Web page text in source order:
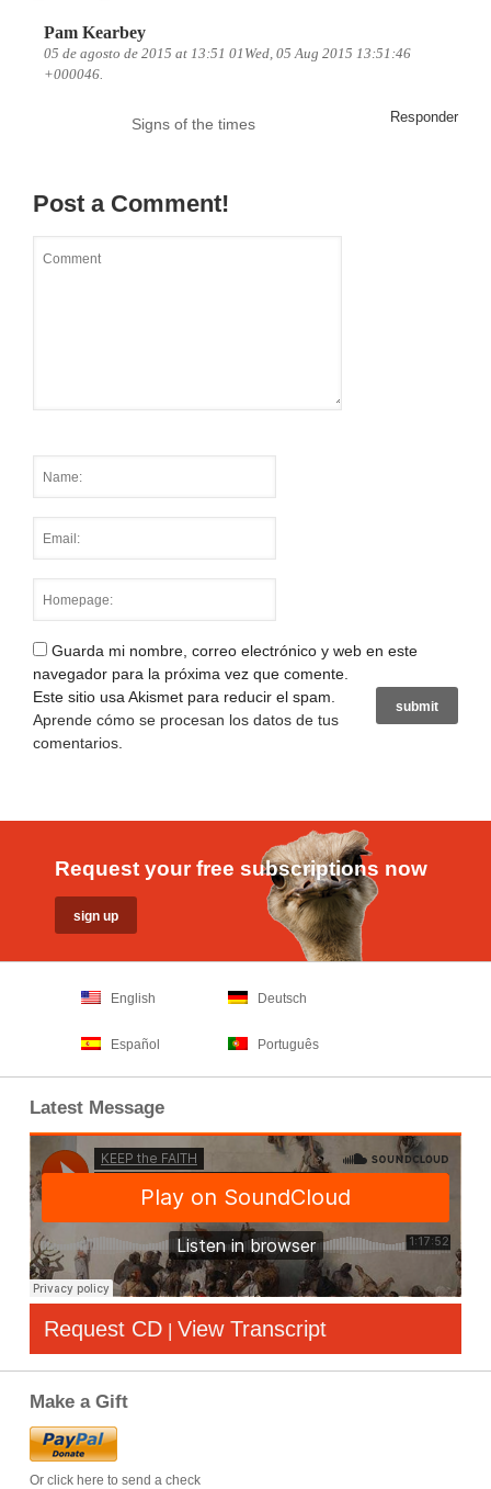
Pam Kearbey
05 de agosto de 2015 at 13:51 01Wed, 05 Aug 2015 13:51:46
+000046.
Responder
Signs of the times
Post a Comment!
Guarda mi nombre, correo electrónico y web en este
navegador para la próxima vez que comente.
Este sitio usa Akismet para reducir el spam.
Aprende cómo se procesan los datos de tus
comentarios
Request your free subscriptions now
English Deutsch
Español Português
Latest Message
Request CD | View Transcript
Make a Gift
Or click here to send a check